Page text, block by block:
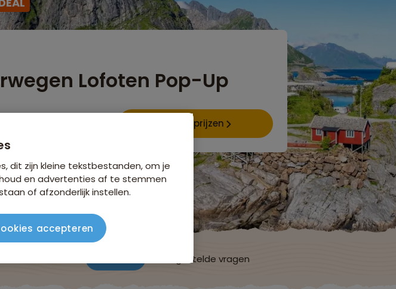
Lofoten Pop-Up
Data & prijzen
Veelgestelde vragen
dit zijn kleine tekstbestanden, om je
en advertenties af te stemmen
of afzonderlijk instellen.
accepteren